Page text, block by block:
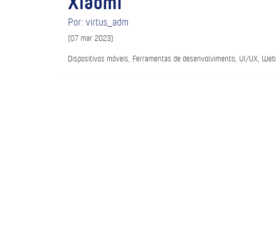
Por: virtus_adm
(07 mar 2023)
Dispositivos móveis, Ferramentas de desenvolvimento, UI/UX, Web.